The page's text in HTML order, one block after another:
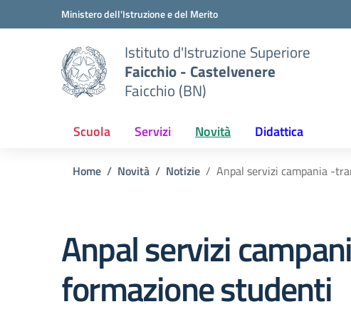
Vai ai contenuti
Vai al menu di navigazioneMinistero dell'Istruzione e del Merito
Istituto d'Istruzione Superiore
Faicchio - Castelvenere
Faicchio (BN)
Scuola Servizi Novità Didattica
Home Novità Notizie Anpal servizi campania -
Anpal servizi
formazione studenti